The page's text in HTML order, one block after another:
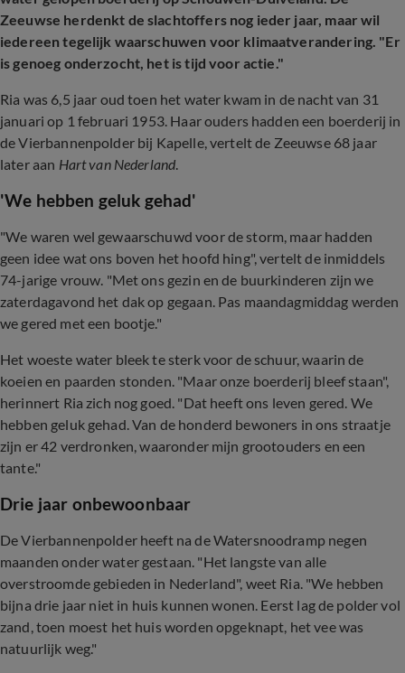
Zeeuwse herdenkt de slachtoffers nog ieder jaar, maar wil
iedereen tegelijk waarschuwen voor klimaatverandering. "Er
is genoeg onderzocht, het is tijd voor actie."
Ria was 6,5 jaar oud toen het water kwam in de nacht van 31
januari op 1 februari 1953. Haar ouders hadden een boerderij in
de Vierbannenpolder bij Kapelle, vertelt de Zeeuwse 68 jaar
later aan Hart van Nederland.
'We hebben geluk gehad'
"We waren wel gewaarschuwd voor de storm, maar hadden
geen idee wat ons boven het hoofd hing", vertelt de inmiddels
74-jarige vrouw. "Met ons gezin en de buurkinderen zijn we
zaterdagavond het dak op gegaan. Pas maandagmiddag werden
we gered met een bootje."
Het woeste water bleek te sterk voor de schuur, waarin de
koeien en paarden stonden. "Maar onze boerderij bleef staan",
herinnert Ria zich nog goed. "Dat heeft ons leven gered. We
hebben geluk gehad. Van de honderd bewoners in ons straatje
zijn er 42 verdronken, waaronder mijn grootouders en een
tante."
Drie jaar onbewoonbaar
De Vierbannenpolder heeft na de Watersnoodramp negen
maanden onder water gestaan. "Het langste van alle
overstroomde gebieden in Nederland", weet Ria. "We hebben
bijna drie jaar niet in huis kunnen wonen. Eerst lag de polder vol
zand, toen moest het huis worden opgeknapt, het vee was
natuurlijk weg."